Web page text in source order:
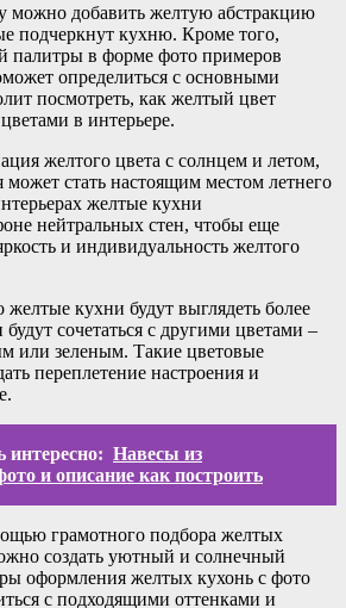
можно добавить желтую абстракцию
подчеркнут кухню. Кроме того,
палитры в форме фото примеров
определиться с основными
посмотреть, как желтый цвет
в интерьере.
желтого цвета с солнцем и летом,
может стать настоящим местом летнего
желтые кухни
нейтральных стен, чтобы еще
и индивидуальность желтого
кухни будут выглядеть более
сочетаться с другими цветами –
или зеленым. Такие цветовые
переплетение настроения и
Навесы из
и описание как построить
грамотного подбора желтых
создать уютный и солнечный
оформления желтых кухонь с фото
с подходящими оттенками и